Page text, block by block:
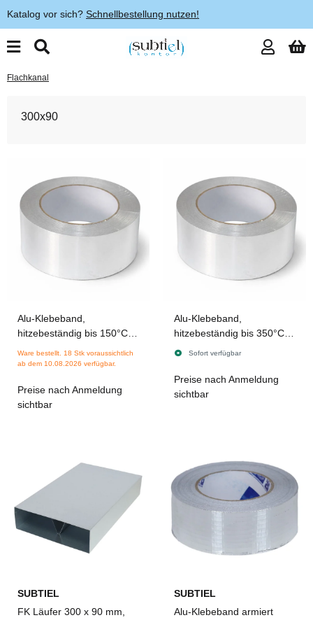
Katalog vor sich? Schnellbestellung nutzen!
Flachkanal
300x90
Alu-Klebeband,
hitzebeständig bis 150°C,
Ware bestellt. 18 Stk voraussichtlich
ab dem 10.08.2026 verfügbar.
Preise nach Anmeldung
sichtbar
Alu-Klebeband,
hitzebeständig bis 350°C,
50-m-Rolle. Breite 50 cm
Sofort verfügbar
Preise nach Anmeldung
sichtbar
SUBTIEL
FK Läufer 300 x 90 mm,
SUBTIEL
Alu-Klebeband armiert